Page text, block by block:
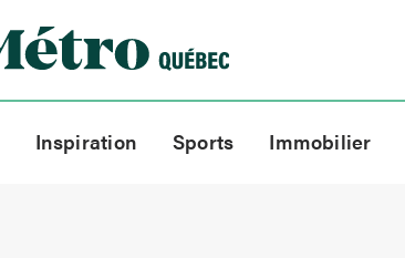
Inspiration Sports Immobilier